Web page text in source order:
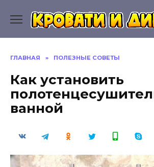
содержанию
ГЛАВНАЯ » ПОЛЕЗНЫЕ СОВЕТЫ
Как установить
ванной